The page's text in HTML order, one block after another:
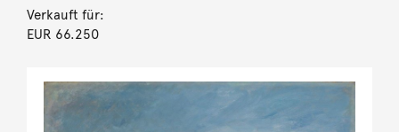
Verkauft für:
EUR 66.250